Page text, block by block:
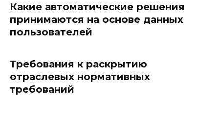
Какие автоматические решения
принимаются на основе данных
пользователей
Требования к раскрытию
отраслевых нормативных
требований